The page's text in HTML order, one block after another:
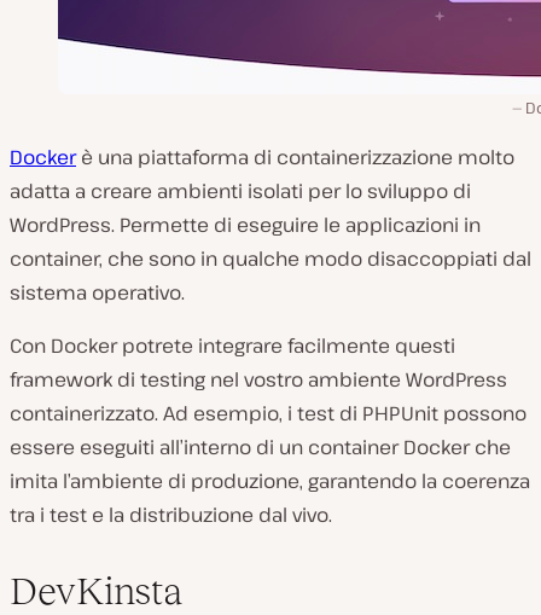
Dockerè una piattaforma di containerizzazione molto
adatta a creare ambienti isolati per lo sviluppo di
WordPress. Permette di eseguire le applicazioni in
container, che sono in qualche modo disaccoppiati dal
sistema operativo.
Con Docker potrete integrare facilmente questi
framework di testing nel vostro ambiente WordPress
containerizzato. Ad esempio, i test di PHPUnit possono
essere eseguiti all’interno di un container Docker che
imita l’ambiente di produzione, garantendo la coerenza
tra i test e la distribuzione dal vivo.
DevKinsta